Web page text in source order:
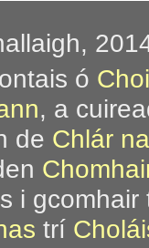
ó
, a
de Chlár
i
trí